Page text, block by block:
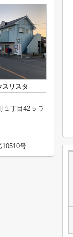
スリスタ
１丁目42-5 ラ
10510号